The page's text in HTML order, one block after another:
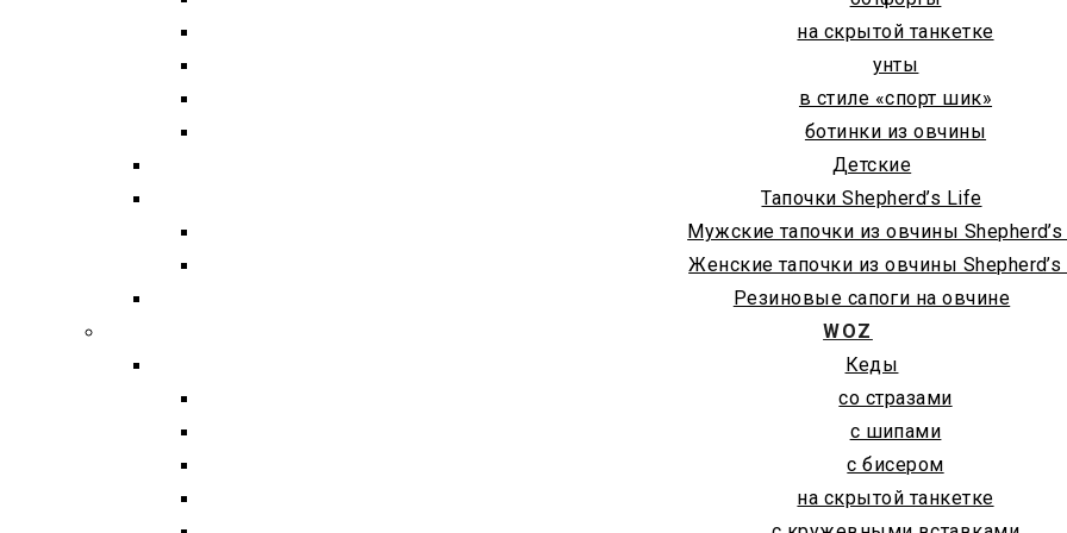
на скрытой танкетке
унты
в стиле «спорт шик»
ботинки из овчины
Детские
Тапочки Shepherd’s Life
Мужские тапочки из овчины
Женские тапочки из овчины
Резиновые сапоги на овчине
WOZ
Кеды
со стразами
с шипами
с бисером
на скрытой танкетке